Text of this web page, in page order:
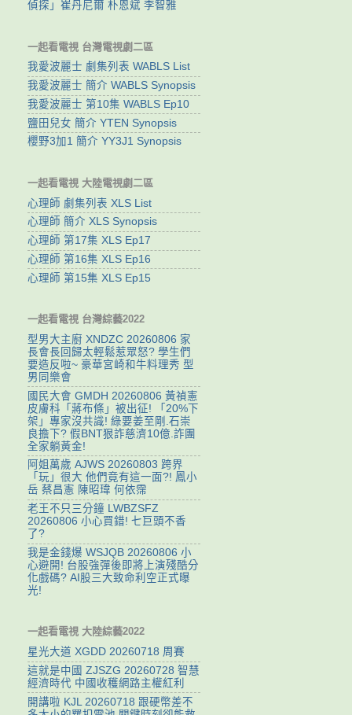
偵探」崔丹尼爾 朴恩斌 李智雅
一起看電視 台灣電視劇二區
我愛波麗士 劇集列表 WABLS List
我愛波麗士 簡介 WABLS Synopsis
我愛波麗士 第10集 WABLS Ep10
鹽田兒女 簡介 YTEN Synopsis
櫻野3加1 簡介 YY3J1 Synopsis
一起看電視 大陸電視劇二區
心理師 劇集列表 XLS List
心理師 簡介 XLS Synopsis
心理師 第17集 XLS Ep17
心理師 第16集 XLS Ep16
心理師 第15集 XLS Ep15
一起看電視 台灣綜藝2022
型男大主廚 XNDZC 20260806 家
長會長回歸太輕鬆惹眾怒? 學生們
要造反啦~ 豪華宮崎和牛料理秀 型
男同樂會
國民大會 GMDH 20260806 黃禎憲
皮膚科「蔣布條」被出征! 「20%下
架」專家沒共識! 綠要姜至剛.石崇
良擔下? 假BNT狠詐慈濟10億.詐團
全家躺黃金!
阿姐萬歲 AJWS 20260803 跨界
「玩」很大 他們竟有這一面?! 鳳小
岳 蔡昌憲 陳昭瑋 何依霈
老王不只三分鐘 LWBZSFZ
20260806 小心買錯! 七巨頭不香
了?
我是金錢爆 WSJQB 20260806 小
心避開! 台股強彈後即將上演殘酷分
化戲碼? AI股三大致命利空正式曝
光!
一起看電視 大陸綜藝2022
星光大道 XGDD 20260718 周賽
這就是中國 ZJSZG 20260728 智慧
經濟時代 中國收穫網路主權紅利
開講啦 KJL 20260718 跟硬幣差不